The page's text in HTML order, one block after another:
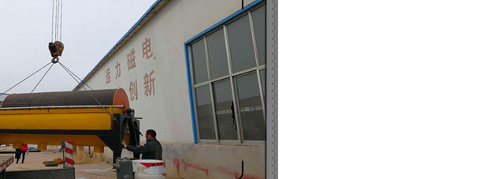
RCT系列全磁永磁滚筒